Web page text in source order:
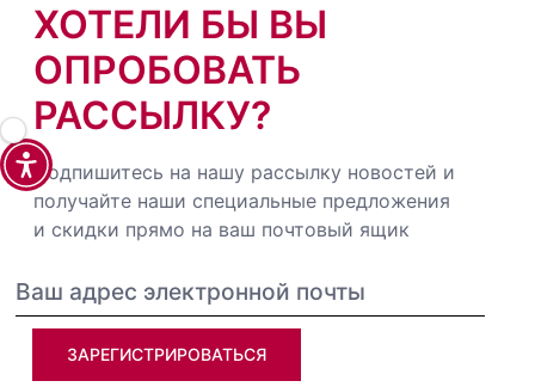
ХОТЕЛИ БЫ ВЫ
ОПРОБОВАТЬ
РАССЫЛКУ?
Подпишитесь на нашу рассылку новостей и
получайте наши специальные предложения
и скидки прямо на ваш почтовый ящик
ЗАРЕГИСТРИРОВАТЬСЯ